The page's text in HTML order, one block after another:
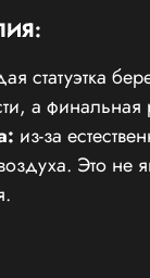
статуэтка
а финальная
из-за
Это